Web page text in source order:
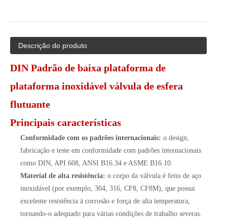
Descrição do produto
DIN Padrão de baixa plataforma de
plataforma inoxidável válvula de esfera
flutuante
Principais características
Conformidade com os padrões internacionais: o design,
fabricação e teste em conformidade com padrões internacionais
como DIN, API 608, ANSI B16.34 e ASME B16.10.
Material de alta resistência: o corpo da válvula é feito de aço
inoxidável (por exemplo, 304, 316, CF8, CF8M), que possui
excelente resistência à corrosão e força de alta temperatura,
tornando-o adequado para várias condições de trabalho severas.